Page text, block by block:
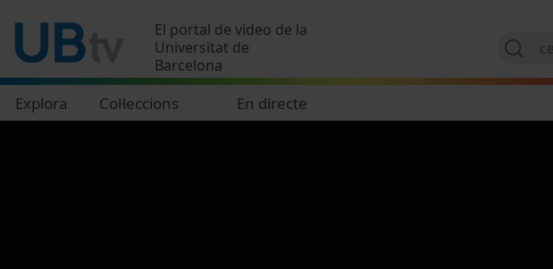
El portal de vídeo de la
Universitat de
Barcelona
Explora Col·leccions En directe